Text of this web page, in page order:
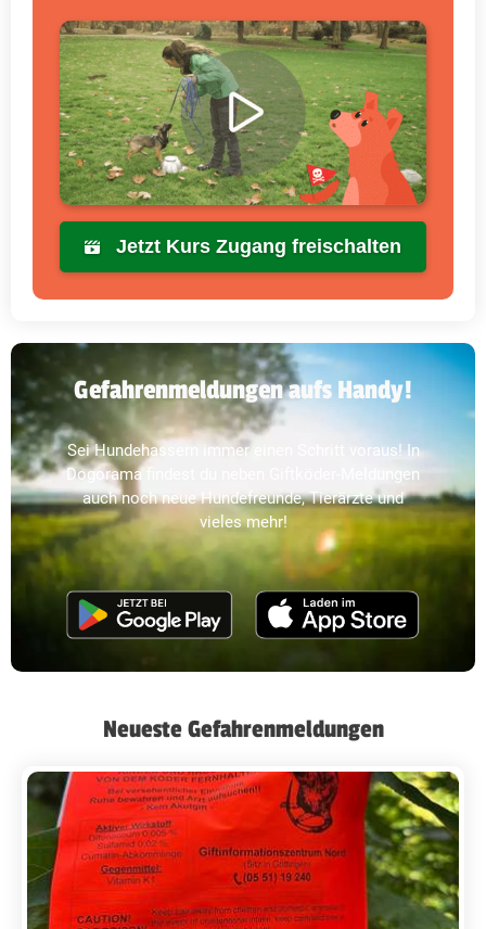
Jetzt Kurs Zugang freischalten
Gefahrenmeldungen aufs Handy!
Sei Hundehassern immer einen Schritt voraus! In
Dogorama findest du neben Giftköder-Meldungen
auch noch neue Hundefreunde, Tierärzte und
vieles mehr!
Neueste Gefahrenmeldungen